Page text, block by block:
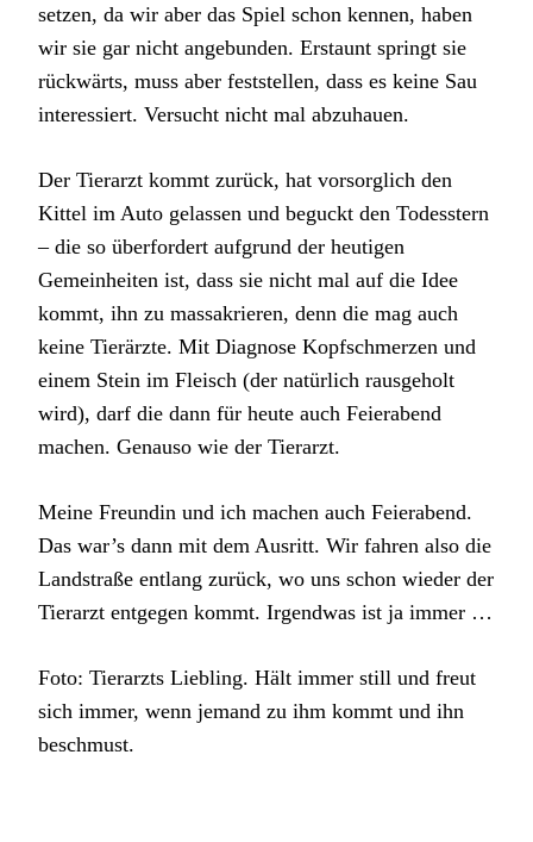
setzen, da wir aber das Spiel schon kennen, haben
wir sie gar nicht angebunden. Erstaunt springt sie
rückwärts, muss aber feststellen, dass es keine Sau
interessiert. Versucht nicht mal abzuhauen.
Der Tierarzt kommt zurück, hat vorsorglich den
Kittel im Auto gelassen und beguckt den Todesstern
– die so überfordert aufgrund der heutigen
Gemeinheiten ist, dass sie nicht mal auf die Idee
kommt, ihn zu massakrieren, denn die mag auch
keine Tierärzte. Mit Diagnose Kopfschmerzen und
einem Stein im Fleisch (der natürlich rausgeholt
wird), darf die dann für heute auch Feierabend
machen. Genauso wie der Tierarzt.
Meine Freundin und ich machen auch Feierabend.
Das war’s dann mit dem Ausritt. Wir fahren also die
Landstraße entlang zurück, wo uns schon wieder der
Tierarzt entgegen kommt. Irgendwas ist ja immer …
Foto: Tierarzts Liebling. Hält immer still und freut
sich immer, wenn jemand zu ihm kommt und ihn
beschmust.